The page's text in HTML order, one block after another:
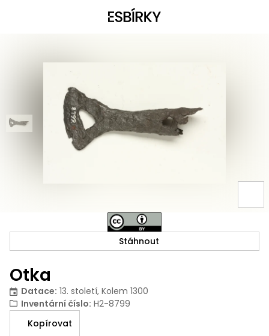
Otka
Datace: 13. století, Kolem 1300
Inventární číslo: H2-8799
Kopírovat
Stáhnout